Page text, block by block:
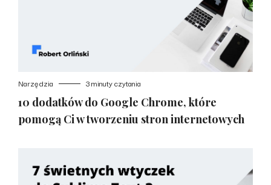
Narzędzia 3 minuty czytania
10 dodatków do Google Chrome, które
pomogą Ci w tworzeniu stron internetowych